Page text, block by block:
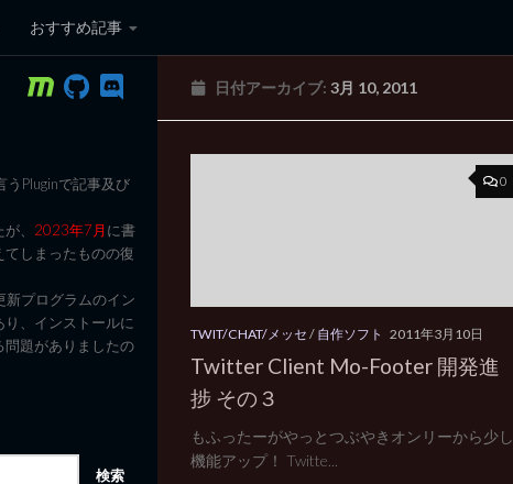
おすすめ記事
ンピュータ日記 3rd Edition
日付アーカイブ:3月 10, 2011
0
TWIT/CHAT/メッセ / 自作ソフト 2011年3月10日
Twitter Client Mo-Footer 開発進
捗 その３
もふったーがやっとつぶやきオンリーから少し
機能アップ！ Twitte...
うPluginで記事及び
、 2023年7月に書
しまったものの復
プログラムのイン
、インストールに
問題がありましたの